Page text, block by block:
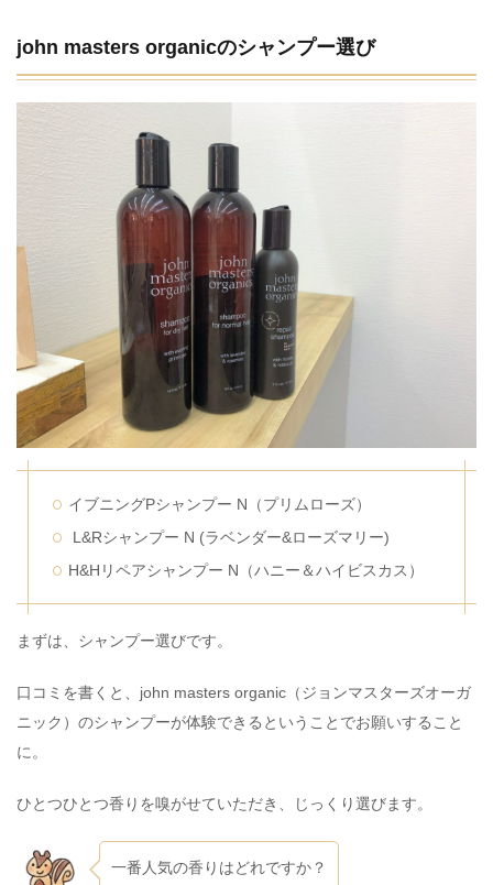
john masters organicのシャンプー選び
イブニングPシャンプー N（プリムローズ）
L&Rシャンプー N (ラベンダー&ローズマリー)
H&Hリペアシャンプー N（ハニー＆ハイビスカス）
まずは、シャンプー選びです。
口コミを書くと、john masters organic（ジョンマスターズオーガ
ニック）のシャンプーが体験できるということでお願いすること
に。
ひとつひとつ香りを嗅がせていただき、じっくり選びます。
一番人気の香りはどれですか？